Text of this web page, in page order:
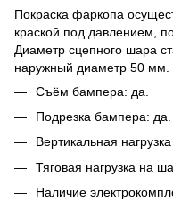
Покраска фаркопа
краской под давлением,
Диаметр сцепного шара
наружный диаметр 50 мм.
Съём бампера: да.
Подрезка бампера: да.
Вертикальная
Тяговая нагрузка на
Наличие